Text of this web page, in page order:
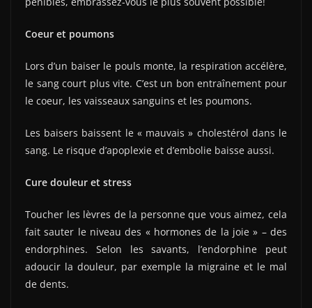
Coeur et poumons
Lors d’un baiser le pouls monte, la respiration accélère,
le sang court plus vite. C’est un bon entraînement pour
le coeur, les vaisseaux sanguins et les poumons.
Les baisers baissent le « mauvais » cholestérol dans le
sang. Le risque d’apoplexie et d’embolie baisse aussi.
Cure douleur et stress
Toucher les lèvres de la personne que vous aimez, cela
fait sauter le niveau des « hormones de la joie » – des
endorphines. Selon les savants, l’endorphine peut
adoucir la douleur, par exemple la migraine et le mal
de dents.